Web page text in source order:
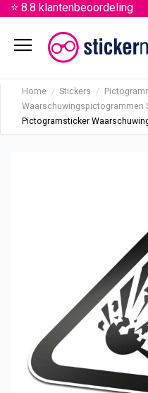
⭐ 8.8 klantenbeoordeling
menu
Home Stickers
Waarschuwingspictogrammen
Pictogramsticker